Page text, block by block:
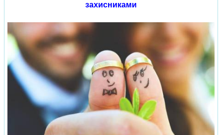
захисниками